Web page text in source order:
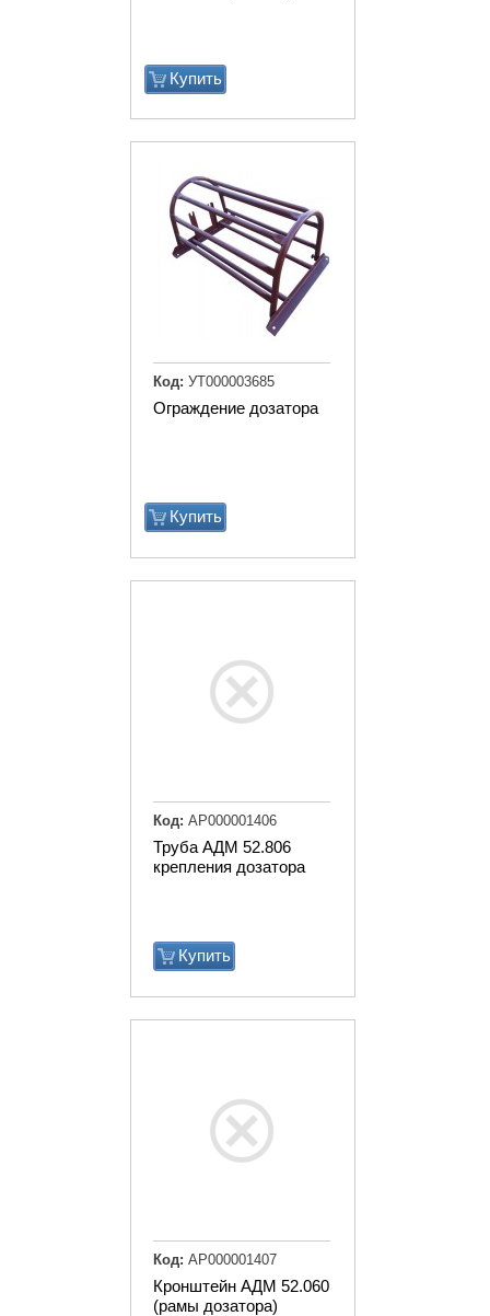
Купить
Ограждение дозатора
Купить
Код: УТ000003685
Труба АДМ 52.806
крепления дозатора
Купить
Код: АР000001406
Кронштейн АДМ 52.060
(рамы дозатора)
Код: АР000001407